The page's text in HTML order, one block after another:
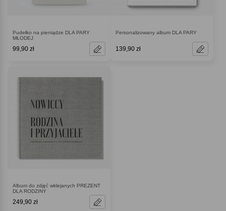
Pudełko na pieniądze DLA PARY
MŁODEJ
99,90 zł
Personalizowany album DLA PARY
139,90 zł
Album do zdjęć wklejanych PREZENT
DLA RODZINY
249,90 zł